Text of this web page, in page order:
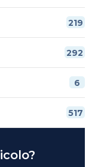
219
292
6
517